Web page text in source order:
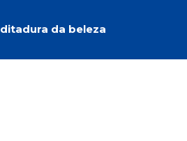
ditadura da beleza